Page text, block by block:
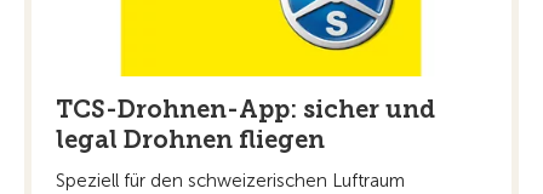
TCS-Drohnen-App: sicher und
legal Drohnen fliegen
Speziell für den schweizerischen Luftraum